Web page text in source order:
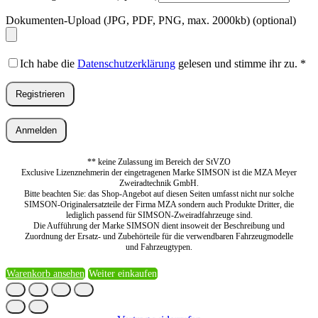
Dokumenten-Upload (JPG, PDF, PNG, max. 2000kb) (optional)
Ich habe die Datenschutzerklärung gelesen und stimme ihr zu. *
Registrieren
Anmelden
** keine Zulassung im Bereich der StVZO
Exclusive Lizenznehmerin der eingetragenen Marke SIMSON ist die MZA Meyer
Zweiradtechnik GmbH.
Bitte beachten Sie: das Shop-Angebot auf diesen Seiten umfasst nicht nur solche
SIMSON-Originalersatzteile der Firma MZA sondern auch Produkte Dritter, die
lediglich passend für SIMSON-Zweiradfahrzeuge sind.
Die Aufführung der Marke SIMSON dient insoweit der Beschreibung und
Zuordnung der Ersatz- und Zubehörteile für die verwendbaren Fahrzeugmodelle
und Fahrzeugtypen.
Warenkorb ansehen Weiter einkaufen